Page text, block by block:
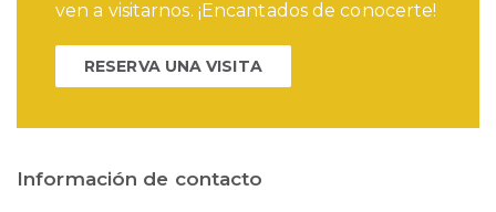
ven a visitarnos. ¡Encantados de conocerte!
RESERVA UNA VISITA
Información de contacto